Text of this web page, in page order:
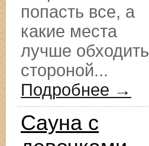
попасть все, а
какие места
лучше обходить
стороной...
Подробнее →
Сауна с